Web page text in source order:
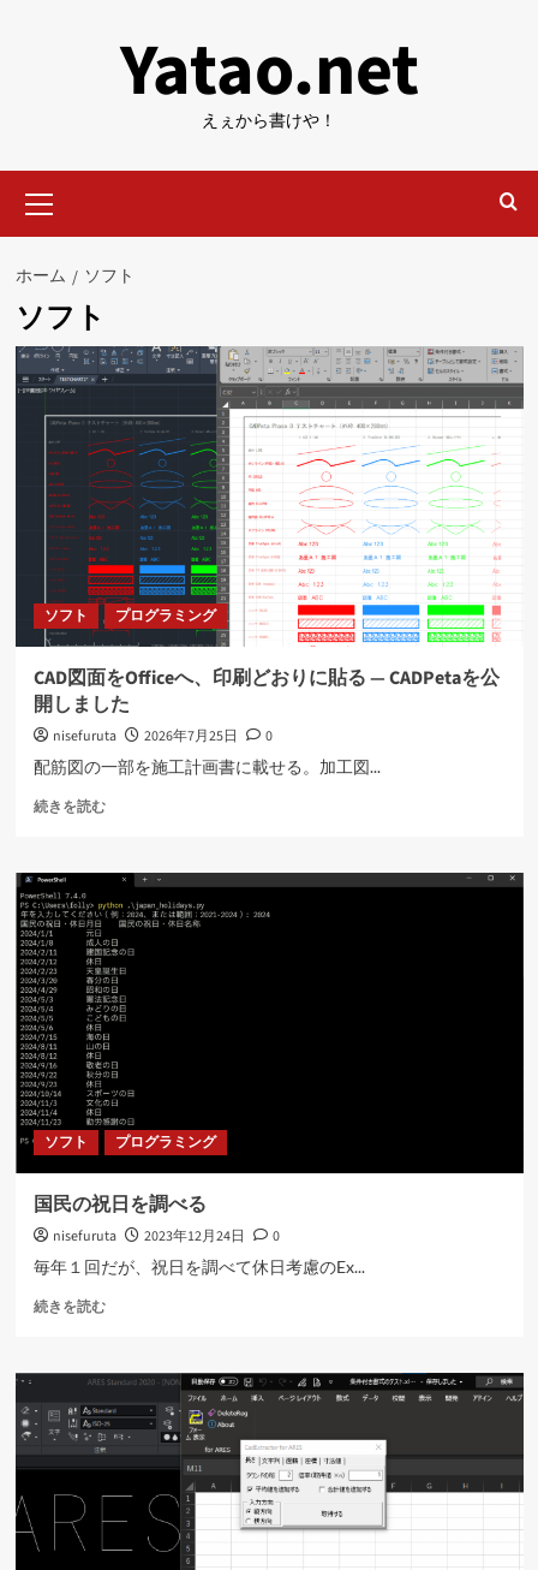
Yatao.net
えぇから書けや！
イ
ン
ニ
ュ
ー
ホーム ソフト
ソフト
ソフト プログラミング
CAD図面をOfficeへ、印刷どおりに貼る ― CADPetaを公
開しました
nisefuruta 2026年7月25日
0
配筋図の一部を施工計画書に載せる。加工図...
続きを読むCAD
を
へ、
印
刷
ど
お
り
に
貼
る
―
CADPeta
公
開
し
ま
た
い
さ
ら
ソフト プログラミング
国民の祝日を調べる
nisefuruta 2023年12月24日
0
毎年１回だが、祝日を調べて休日考慮のEx...
続きを読む国
祝
を
調
い